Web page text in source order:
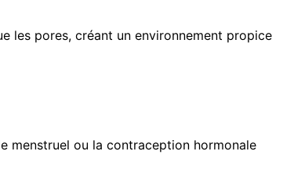
les pores, créant un environnement propice
menstruel ou la contraception hormonale